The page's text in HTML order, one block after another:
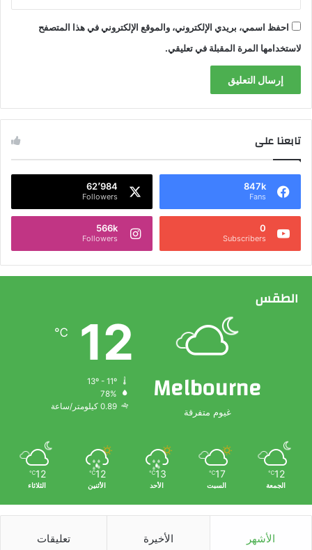
احفظ اسمي، بريدي الإلكتروني، والموقع الإلكتروني في هذا المتصفح
لاستخدامها المرة المقبلة في تعليقي.
تابعنا على
847k
Fans
62٬984
Followers
0
Subscribers
566k
Followers
الطقس
Melbourne
غيوم متفرقة
12
℃
78%
0.89 كيلومتر/ساعة
12
℃
الجمعة
17
℃
السبت
13
℃
الأحد
12
℃
الأثنين
12
℃
الثلاثاء
الأشهر الأخيرة تعليقات